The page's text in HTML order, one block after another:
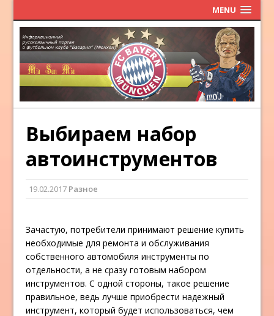
MENU
Выбираем набор
автоинструментов
19.02.2017 Разное
Зачастую, потребители принимают решение купить
необходимые для ремонта и обслуживания
собственного автомобиля инструменты по
отдельности, а не сразу готовым набором
инструментов. С одной стороны, такое решение
правильное, ведь лучше приобрести надежный
инструмент, который будет использоваться, чем